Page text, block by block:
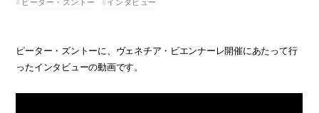
ピーター・ズントーに、ヴェネチア・ビエンナーレ開催にあたって行
ったインタビューの動画です。